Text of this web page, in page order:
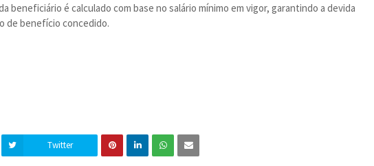
beneficiário é calculado com base no salário mínimo em vigor, garantindo a devida
de benefício concedido.
Twitter